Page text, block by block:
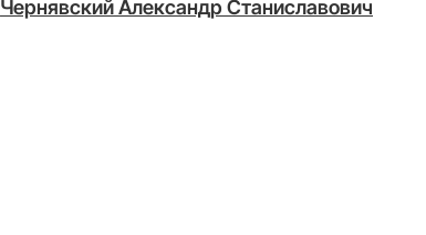
Чернявский Александр Станиславович